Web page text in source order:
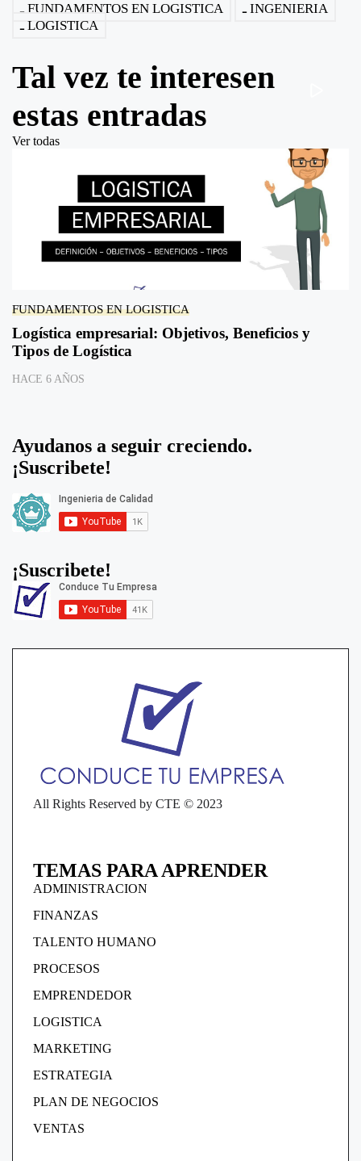
FUNDAMENTOS EN LOGISTICA
INGENIERIA
LOGISTICA
Tal vez te interesen
estas entradas
Ver todas
FUNDAMENTOS EN LOGISTICA
Logística empresarial: Objetivos, Beneficios y
Tipos de Logística
HACE 6 AÑOS
Ayudanos a seguir creciendo.
¡Suscribete!
¡Suscribete!
All Rights Reserved by CTE © 2023
TEMAS PARA APRENDER
ADMINISTRACION
FINANZAS
TALENTO HUMANO
PROCESOS
EMPRENDEDOR
LOGISTICA
MARKETING
ESTRATEGIA
PLAN DE NEGOCIOS
VENTAS